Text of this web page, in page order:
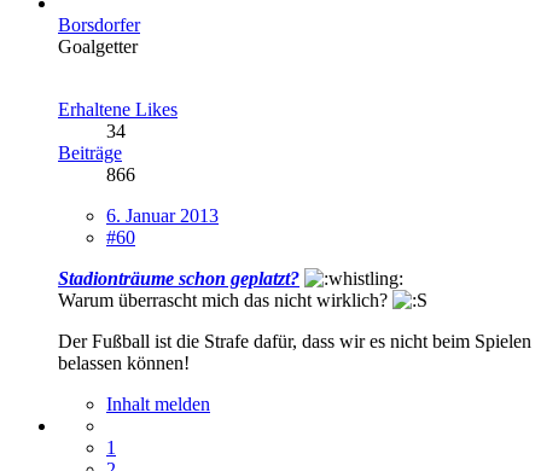
Borsdorfer
Goalgetter
Erhaltene Likes
34
Beiträge
866
6. Januar 2013
#60
Stadionträume schon geplatzt?
Warum überrascht mich das nicht wirklich?
Der Fußball ist die Strafe dafür, dass wir es nicht beim Spielen
belassen können!
Inhalt melden
1